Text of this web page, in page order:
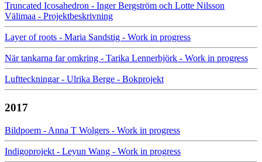
Truncated Icosahedron - Inger Bergström och Lotte Nilsson
Välimaa - Projektbeskrivning
Layer of roots - Maria Sandstig - Work in progress
När tankarna far omkring - Tarika Lennerbjörk - Work in progress
Luftteckningar - Ulrika Berge - Bokprojekt
2017
Bildpoem - Anna T Wolgers - Work in progress
Indigoprojekt - Leyun Wang - Work in progress